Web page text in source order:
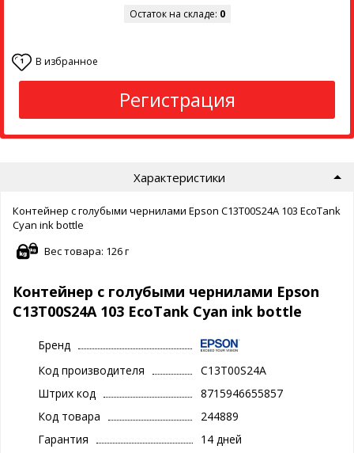
Остаток на складе: 0
1 В избранное
Регистрация
Характеристики
Контейнер с голубыми чернилами Epson C13T00S24A 103 EcoTank
Cyan ink bottle
Вес товара: 126 г
Контейнер с голубыми чернилами Epson
C13T00S24A 103 EcoTank Cyan ink bottle
Бренд
Код производителя
C13T00S24A
Штрих код
8715946655857
Код товара
244889
Гарантия
14 дней